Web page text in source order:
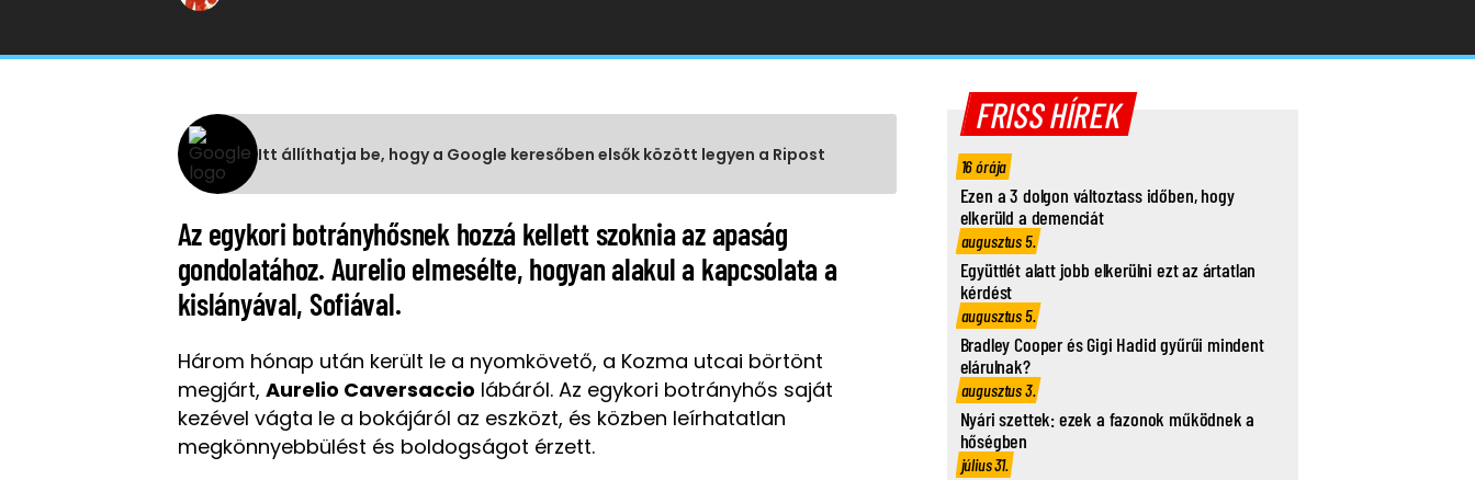
Itt állíthatja be, hogy a Google keresőben elsők között legyen a Ripost
Az egykori botrányhősnek hozzá kellett szoknia az apaság
gondolatához. Aurelio elmesélte, hogyan alakul a kapcsolata a
kislányával, Sofiával.
Három hónap után került le a nyomkövető, a Kozma utcai börtönt
megjárt, Aurelio Caversaccio lábáról. Az egykori botrányhős saját
kezével vágta le a bokájáról az eszközt, és közben leírhatatlan
megkönnyebbülést és boldogságot érzett.
FRISS HÍREK
16 órája
Ezen a 3 dolgon változtass időben, hogy
elkerüld a demenciát
augusztus 5.
Együttlét alatt jobb elkerülni ezt az ártatlan
kérdést
augusztus 5.
Bradley Cooper és Gigi Hadid gyűrűi mindent
elárulnak?
augusztus 3.
Nyári szettek: ezek a fazonok működnek a
hőségben
július 31.